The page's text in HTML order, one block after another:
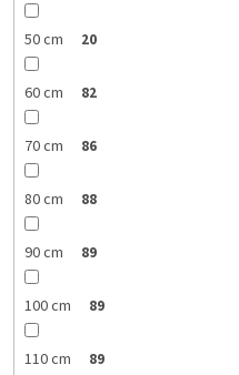
50 cm 20
60 cm 82
70 cm 86
80 cm 88
90 cm 89
100 cm 89
110 cm 89